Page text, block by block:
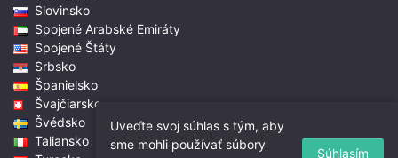
Slovinsko
Spojené Arabské Emiráty
Spojené Štáty
Srbsko
Španielsko
Švajčiarsko
Švédsko
Taliansko
Uveďte svoj súhlas s tým, aby
sme mohli používať súbory
Súhlasím